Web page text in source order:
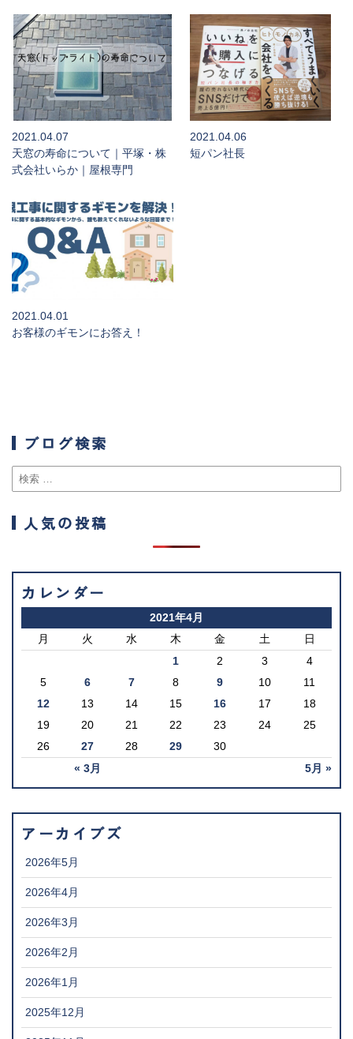
2021.04.07
天窓の寿命について｜平塚・株
式会社いらか｜屋根専門
2021.04.06
短パン社長
2021.04.01
お客様のギモンにお答え！
ブログ検索
人気の投稿
カレンダー
2021年4月
月
火 水 木 金 土 日
« 3月 5月 »
1 2 3
4
5
6 7 8 9 10
11
12
13 14 15 16 17
18
19
20 21 22 23 24
25
26
27 28 29 30
アーカイブズ
2026年5月
2026年4月
2026年3月
2026年2月
2026年1月
2025年12月